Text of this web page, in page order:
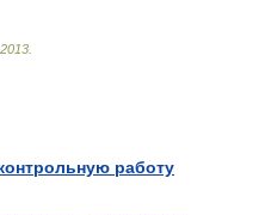
2013
работу